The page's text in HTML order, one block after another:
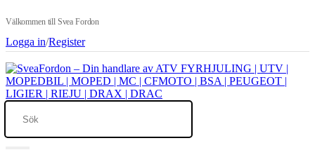
Välkommen till Svea Fordon
Logga in/Register